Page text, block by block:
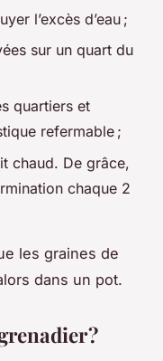
l’excès d’eau ;
sur un quart du
quartiers et
refermable ;
chaud. De grâce,
chaque 2
les graines de
dans un pot.
?